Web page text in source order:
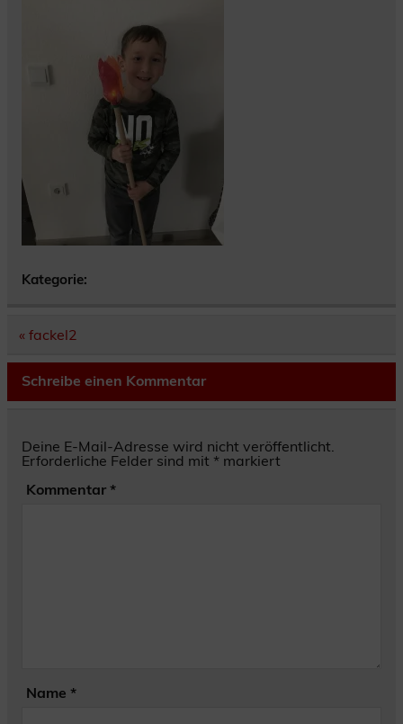
Kategorie:
Beitragsnavigation
« fackel2
Schreibe einen Kommentar
Deine E-Mail-Adresse wird nicht veröffentlicht.
Erforderliche Felder sind mit * markiert
Kommentar *
Name *